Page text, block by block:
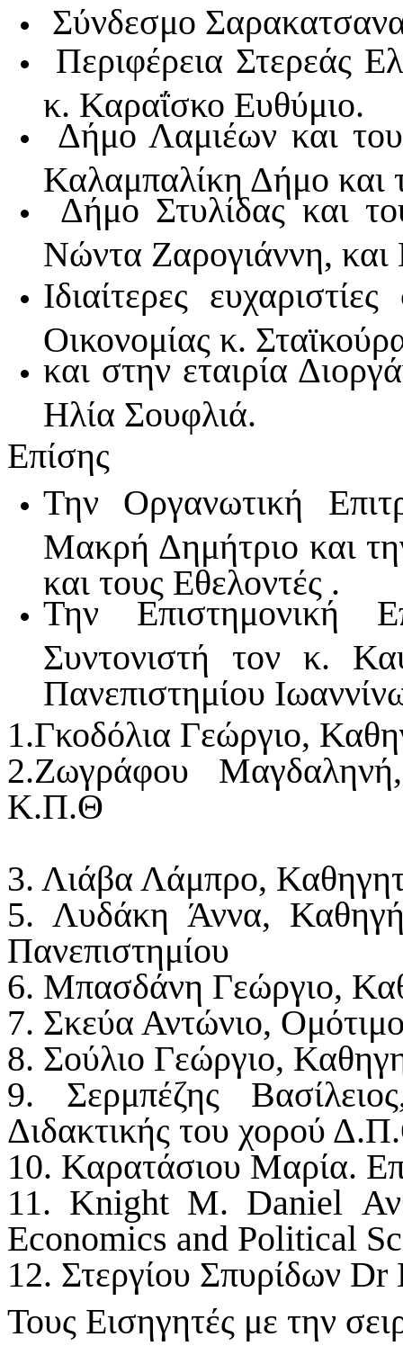
Σύνδεσμο
Περιφέρεια Στερεάς
κ. Καραΐσκο Ευθύμιο.
Δήμο Λαμιέων και
Καλαμπαλίκη Δήμο και
Δήμο Στυλίδας και
Νώντα Ζαρογιάννη,
Ιδιαίτερες
Οικονομίας κ.
και στην εταιρία
Ηλία Σουφλιά.
Επίσης
Την Οργανωτική
Μακρή Δημήτριο και
και τους Εθελοντές .
Την Επιστημονική
Συντονιστή τον κ.
Πανεπιστημίου
1.Γκοδόλια Γεώργιο,
2.Ζωγράφου
Κ.Π.Θ
3. Λιάβα Λάμπρο,
5. Λυδάκη Άννα,
Πανεπιστημίου
6. Μπασδάνη Γεώργιο,
7. Σκεύα Αντώνιο,
8. Σούλιο Γεώργιο,
9. Σερμπέζης
Διδακτικής του χορού
10. Καρατάσιου Μαρία.
11. Knight M. Daniel
Economics and Political
12. Στεργίου Σπυρίδων
Τους Εισηγητές με την